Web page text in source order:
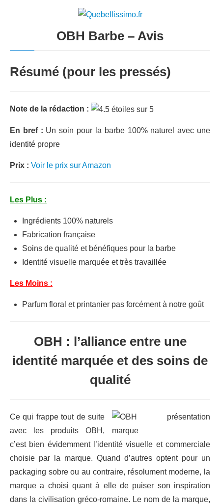
OBH Barbe – Avis
Résumé (pour les pressés)
Note de la rédaction :
En bref : Un soin pour la barbe 100% naturel avec une
identité propre
Prix : Voir le prix sur Amazon
Les Plus :
Ingrédients 100% naturels
Fabrication française
Soins de qualité et bénéfiques pour la barbe
Identité visuelle marquée et très travaillée
Les Moins :
Parfum floral et printanier pas forcément à notre goût
OBH : l’alliance entre une
identité marquée et des soins de
qualité
Ce qui frappe tout de suite
avec les produits OBH,
c’est bien évidemment l’identité visuelle et commerciale
choisie par la marque. Quand d’autres optent pour un
packaging sobre ou au contraire, résolument moderne, la
marque a choisi quant à elle de puiser son inspiration
dans la civilisation gréco-romaine. Le nom de la marque,